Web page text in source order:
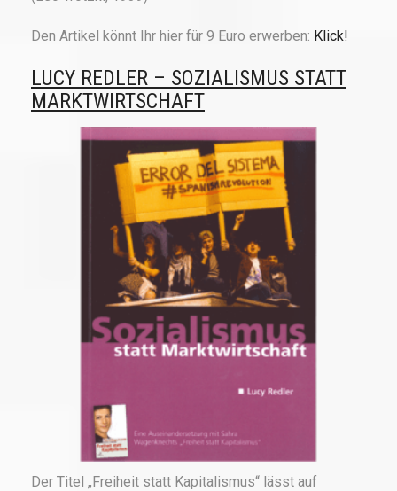
Den Artikel könnt Ihr hier für 9 Euro erwerben: Klick!
LUCY REDLER – SOZIALISMUS STATT
MARKTWIRTSCHAFT
Der Titel „Freiheit statt Kapitalismus“ lässt auf